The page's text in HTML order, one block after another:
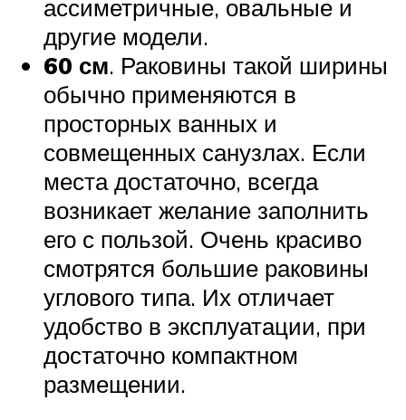
ассиметричные, овальные и
другие модели.
60 см. Раковины такой ширины
обычно применяются в
просторных ванных и
совмещенных санузлах. Если
места достаточно, всегда
возникает желание заполнить
его с пользой. Очень красиво
смотрятся большие раковины
углового типа. Их отличает
удобство в эксплуатации, при
достаточно компактном
размещении.